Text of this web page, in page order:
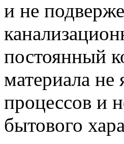
и не
постоянный
материала не
процессов и
бытового